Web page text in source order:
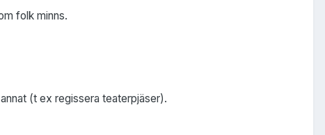
folk minns.
(t ex regissera teaterpjäser).